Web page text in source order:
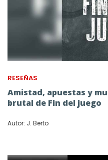
RESEÑAS
Amistad, apuestas y
brutal de Fin del juego
Autor: J. Berto